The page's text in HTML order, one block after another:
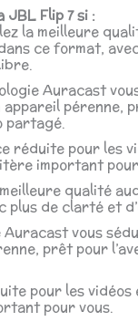
JBL Flip 7 si :
la meilleure
ce format,
Auracast
appareil pérenne,
partagé.
réduite pour les
important pour
qualité
plus de clarté et
vous
prêt pour
pour les vidéos
pour vous.